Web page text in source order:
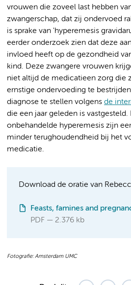
vrouwen die zoveel last hebben
zwangerschap, dat zij ondervoed
is sprake van 'hyperemesis
eerder onderzoek zien dat deze
invloed heeft op de gezondheid
kind. Deze zwangere vrouwen
niet altijd de medicatieen zorg die
ernstige ondervoeding te
diagnose te stellen volgens de
die een jaar geleden is
onbehandelde hyperemesis zijn
minder terughoudendheid bij het
medicatie.
Download de oratie van
Feasts, famines and
PDF
2.376 kb
Fotografie: Amsterdam UMC